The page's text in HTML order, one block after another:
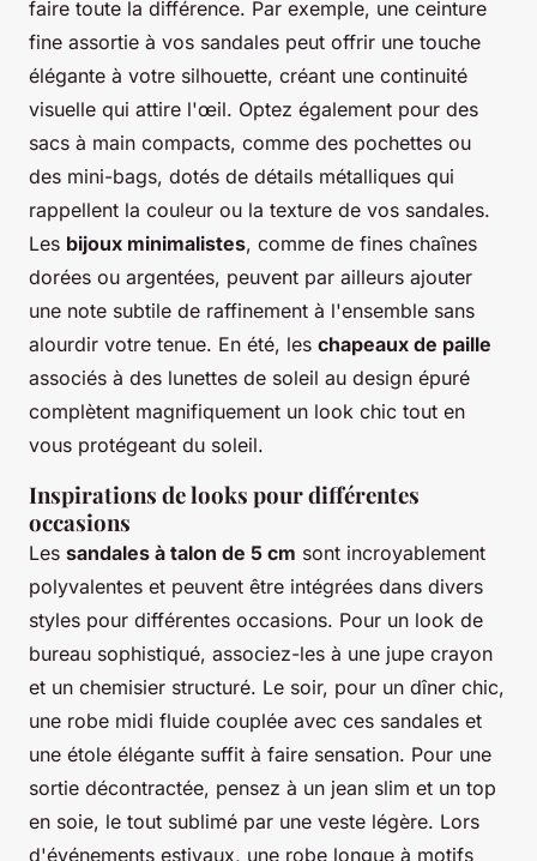
faire toute la différence. Par exemple, une ceinture
fine assortie à vos sandales peut offrir une touche
élégante à votre silhouette, créant une continuité
visuelle qui attire l'œil. Optez également pour des
sacs à main compacts, comme des pochettes ou
des mini-bags, dotés de détails métalliques qui
rappellent la couleur ou la texture de vos sandales.
Les bijoux minimalistes, comme de fines chaînes
dorées ou argentées, peuvent par ailleurs ajouter
une note subtile de raffinement à l'ensemble sans
alourdir votre tenue. En été, les chapeaux de paille
associés à des lunettes de soleil au design épuré
complètent magnifiquement un look chic tout en
vous protégeant du soleil.
Inspirations de looks pour différentes
occasions
Les sandales à talon de 5 cm sont incroyablement
polyvalentes et peuvent être intégrées dans divers
styles pour différentes occasions. Pour un look de
bureau sophistiqué, associez-les à une jupe crayon
et un chemisier structuré. Le soir, pour un dîner chic,
une robe midi fluide couplée avec ces sandales et
une étole élégante suffit à faire sensation. Pour une
sortie décontractée, pensez à un jean slim et un top
en soie, le tout sublimé par une veste légère. Lors
d'événements estivaux, une robe longue à motifs